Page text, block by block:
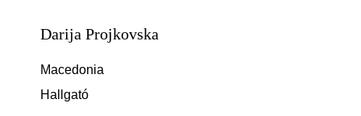
Darija Projkovska
Macedonia
Hallgató